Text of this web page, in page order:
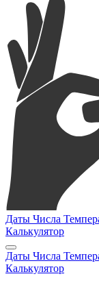
Даты Числа
Калькулятор
Даты Числа
Калькулятор